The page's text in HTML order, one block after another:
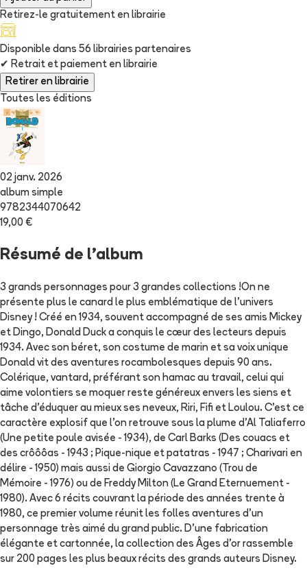
Retirez-le gratuitement en librairie
Disponible dans 56 librairies partenaires
✔ Retrait et paiement en librairie
Retirer en librairie
Toutes les éditions
02 janv. 2026
album simple
9782344070642
19,00 €
Résumé de l'album
3 grands personnages pour 3 grandes collections !On ne
présente plus le canard le plus emblématique de l’univers
Disney ! Créé en 1934, souvent accompagné de ses amis Mickey
et Dingo, Donald Duck a conquis le cœur des lecteurs depuis
1934. Avec son béret, son costume de marin et sa voix unique
Donald vit des aventures rocambolesques depuis 90 ans.
Colérique, vantard, préférant son hamac au travail, celui qui
aime volontiers se moquer reste généreux envers les siens et
tâche d’éduquer au mieux ses neveux, Riri, Fifi et Loulou. C’est ce
caractère explosif que l’on retrouve sous la plume d’Al Taliaferro
(Une petite poule avisée - 1934), de Carl Barks (Des couacs et
des crôôôas - 1943 ; Pique-nique et patatras - 1947 ; Charivari en
délire - 1950) mais aussi de Giorgio Cavazzano (Trou de
Mémoire - 1976) ou de Freddy Milton (Le Grand Eternuement -
1980). Avec 6 récits couvrant la période des années trente à
1980, ce premier volume réunit les folles aventures d’un
personnage très aimé du grand public. D’une fabrication
élégante et cartonnée, la collection des Âges d’or rassemble
sur 200 pages les plus beaux récits des grands auteurs Disney.